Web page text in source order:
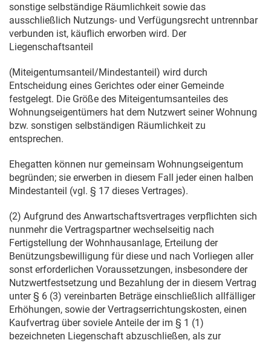
sonstige selbständige Räumlichkeit sowie das
ausschließlich Nutzungs- und Verfügungsrecht untrennbar
verbunden ist, käuflich erworben wird. Der
Liegenschaftsanteil
(Miteigentumsanteil/Mindestanteil) wird durch
Entscheidung eines Gerichtes oder einer Gemeinde
festgelegt. Die Größe des Miteigentumsanteiles des
Wohnungseigentümers hat dem Nutzwert seiner Wohnung
bzw. sonstigen selbständigen Räumlichkeit zu
entsprechen.
Ehegatten können nur gemeinsam Wohnungseigentum
begründen; sie erwerben in diesem Fall jeder einen halben
Mindestanteil (vgl. § 17 dieses Vertrages).
(2) Aufgrund des Anwartschaftsvertrages verpflichten sich
nunmehr die Vertragspartner wechselseitig nach
Fertigstellung der Wohnhausanlage, Erteilung der
Benützungsbewilligung für diese und nach Vorliegen aller
sonst erforderlichen Voraussetzungen, insbesondere der
Nutzwertfestsetzung und Bezahlung der in diesem Vertrag
unter § 6 (3) vereinbarten Beträge einschließlich allfälliger
Erhöhungen, sowie der Vertragserrichtungskosten, einen
Kaufvertrag über soviele Anteile der im § 1 (1)
bezeichneten Liegenschaft abzuschließen, als zur